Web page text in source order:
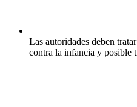
Las autoridades deben
contra la infancia y posible